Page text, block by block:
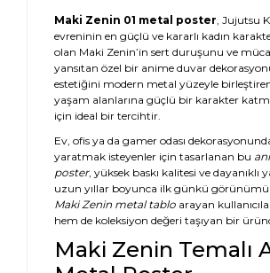
Maki Zenin 01 metal poster, Jujutsu
evreninin en güçlü ve kararlı kadın
olan Maki Zenin’in sert duruşunu ve
yansıtan özel bir anime duvar
estetiğini modern metal yüzeyle
yaşam alanlarına güçlü bir karakter
için ideal bir tercihtir.
Ev, ofis ya da gamer odası
yaratmak isteyenler için tasarlanan bu
poster, yüksek baskı kalitesi ve dayanıklı
uzun yıllar boyunca ilk günkü
Maki Zenin metal tablo arayan
hem de koleksiyon değeri taşıyan bir
Maki Zenin Temalı